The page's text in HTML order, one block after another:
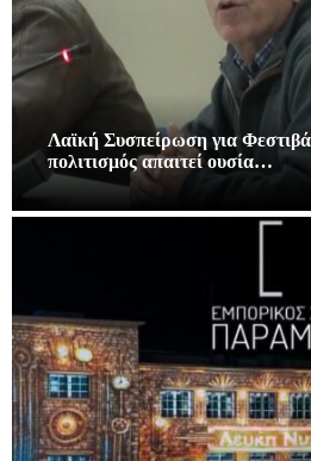
Λαϊκή Συσπείρωση για
πολιτισμός απαιτεί ουσία…